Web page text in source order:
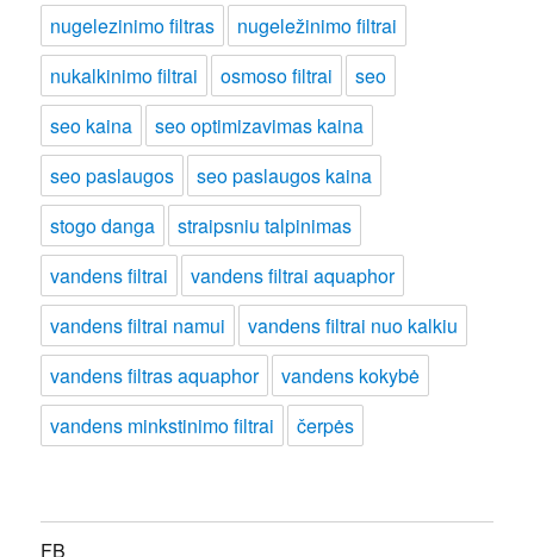
nugelezinimo filtras
nugeležinimo filtrai
nukalkinimo filtrai
osmoso filtrai
seo
seo kaina
seo optimizavimas kaina
seo paslaugos
seo paslaugos kaina
stogo danga
straipsniu talpinimas
vandens filtrai
vandens filtrai aquaphor
vandens filtrai namui
vandens filtrai nuo kalkiu
vandens filtras aquaphor
vandens kokybė
vandens minkstinimo filtrai
čerpės
FB